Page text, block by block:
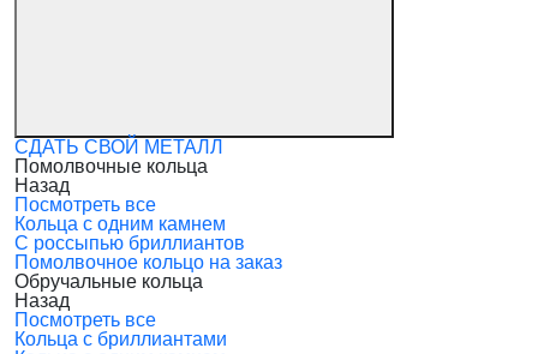
СДАТЬ СВОЙ МЕТАЛЛ
Помолвочные кольца
Назад
Посмотреть все
Кольца с одним камнем
С россыпью бриллиантов
Помолвочное кольцо на заказ
Обручальные кольца
Назад
Посмотреть все
Кольца с бриллиантами